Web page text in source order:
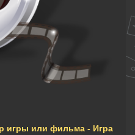
игры или фильма - Игра